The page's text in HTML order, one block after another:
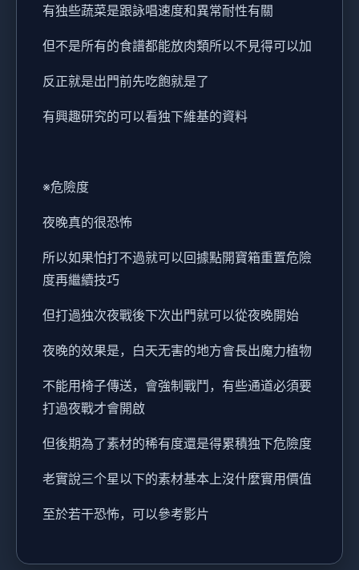
有独些蔬菜是跟詠唱速度和異常耐性有關
但不是所有的食譜都能放肉類所以不見得可以加
反正就是出門前先吃飽就是了
有興趣研究的可以看独下維基的資料
※危險度
夜晚真的很恐怖
所以如果怕打不過就可以回據點開寶箱重置危險
度再繼續技巧
但打過独次夜戰後下次出門就可以從夜晚開始
夜晚的效果是，白天无害的地方會長出魔力植物
不能用椅子傳送，會強制戰鬥，有些通道必須要
打過夜戰才會開啟
但後期為了素材的稀有度還是得累積独下危險度
老實說三个星以下的素材基本上沒什麼實用價值
至於若干恐怖，可以參考影片